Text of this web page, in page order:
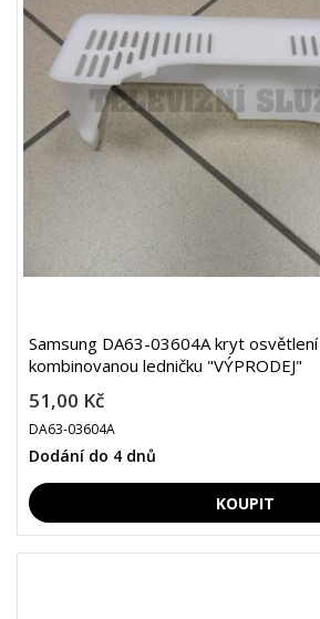
Samsung DA63-03604A kryt
kombinovanou ledničku "VÝPRODEJ"
51,00 Kč
DA63-03604A
Dodání do 4 dnů